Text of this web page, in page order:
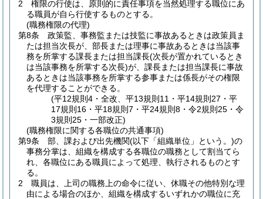
2
権限の行使は、原則的に責任事項を当然処理する職位にあ
る職員が自ら行使するものとする。
(職務権限の代理)
第8条
政策監、事務監または技監に事故あるときは政策員ま
たは担当次長が、部長または理事に事故あるときは当該事
務を所掌する課長または担当課長(次長が置かれているとき
は当該事務を所掌する次長)が、課長または担当課長に事故
あるときは当該事務を所掌する参事または係長がその権限
を代理することができる。
(平12規則4・全改、平13規則11・平14規則27・平
17規則16・平18規則7・平24規則8・令2規則25・令
3規則25・一部改正)
(職務権限に関する各職位の共通事項)
第9条
部、課および出先機関(以下「組織単位」という。)の
事務分掌は、組織を構成する各職位の職務として割当てら
れ、各職位にある職員によって処理、執行されるものとす
る。
2
職員は、上司の職務上の命令に従い、休職その他特別な理
由による場合のほか、組織を構成するいずれかの職位に充